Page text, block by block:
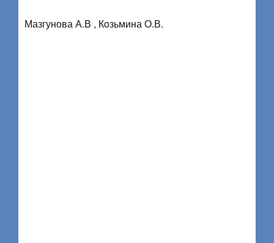
Мазгунова А.В , Козьмина О.В.